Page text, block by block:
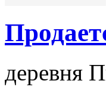
деревня